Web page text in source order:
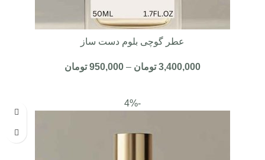
عطر گوچی بلوم دست ساز
3,400,000 تومان –
950,000 تومان
-4%